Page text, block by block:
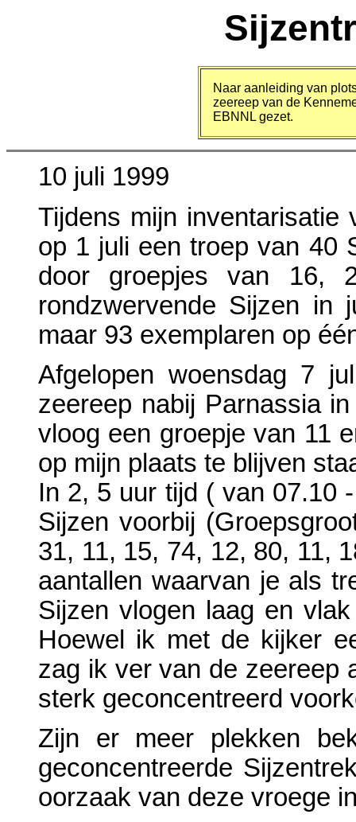
Naar aanleiding van
zeereep van de
EBNNL gezet.
10 juli 1999
Tijdens mijn inventarisatie
op 1 juli een troep van 40
door groepjes van 16,
rondzwervende Sijzen in
maar 93 exemplaren op
Afgelopen woensdag 7
zeereep nabij Parnassia
vloog een groepje van 11
op mijn plaats te blijven
In 2, 5 uur tijd ( van 07.10
Sijzen voorbij
31, 11, 15, 74, 12, 80, 11,
aantallen waarvan je als
Sijzen vlogen laag en
Hoewel ik met de kijker
zag ik ver van de zeereep
sterk geconcentreerd
Zijn er meer plekken
geconcentreerde
oorzaak van deze vroege